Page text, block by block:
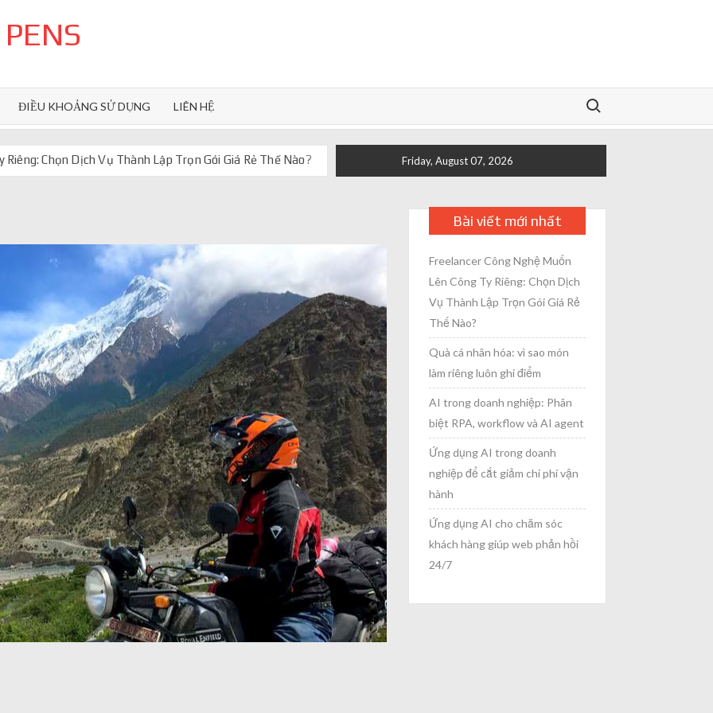
ĐIỀU KHOẢNG SỬ DỤNG LIÊN HỆ
Search for:
Chọn Dịch Vụ Thành Lập Trọn Gói Giá Rẻ Thế Nào?
và AI agent
web phản hồi 24/7
thống ra sao
Friday, August 07, 2026
Bài viết mới nhất
Freelancer Công Nghệ Muốn
Lên Công Ty Riêng: Chọn Dịch
Vụ Thành Lập Trọn Gói Giá Rẻ
Thế Nào?
Quà cá nhân hóa: vì sao món
làm riêng luôn ghi điểm
AI trong doanh nghiệp: Phân
biệt RPA, workflow và AI agent
Ứng dụng AI trong doanh
nghiệp để cắt giảm chi phí vận
hành
Ứng dụng AI cho chăm sóc
khách hàng giúp web phản hồi
24/7